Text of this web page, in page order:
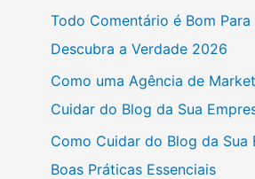
Todo Comentário é Bom Para
Descubra a Verdade 2026
Como uma Agência de
Cuidar do Blog da Sua
Como Cuidar do Blog da Sua
Boas Práticas Essenciais